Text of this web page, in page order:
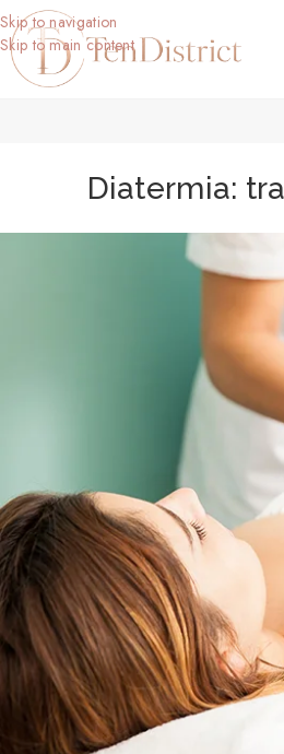
Skip to navigation
Skip to main content
Diatermia: